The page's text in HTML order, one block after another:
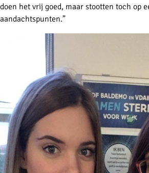
doen het vrij goed, maar stootten toch op
aandachtspunten.”